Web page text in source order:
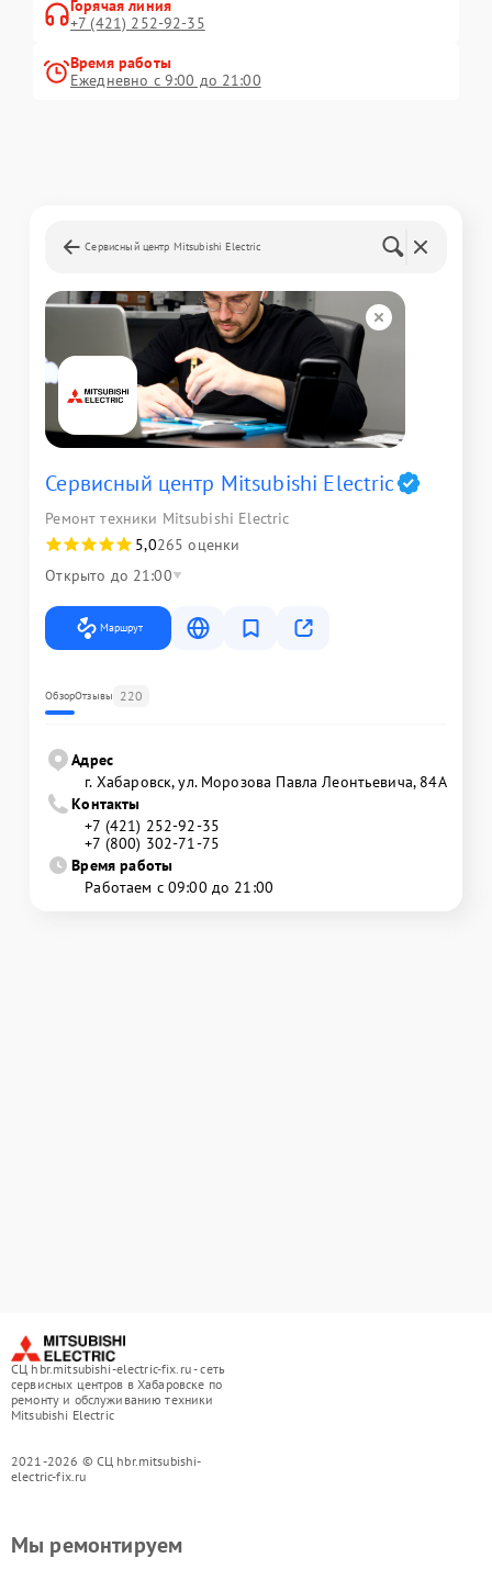
Горячая линия
+7 (421) 252-92-35
Время работы
Ежедневно с 9:00 до 21:00
Сервисный центр Mitsubishi Electric
Сервисный центр Mitsubishi Electric
Ремонт техники Mitsubishi Electric
5,0265 оценки
Открыто до 21:00
Маршрут
ОбзорОтзывы 220
Адрес
г. Хабаровск, ул. Морозова Павла Леонтьевича, 84А
Контакты
+7 (421) 252-92-35
+7 (800) 302-71-75
Время работы
Работаем с 09:00 до 21:00
СЦ hbr.mitsubishi-electric-fix.ru - сеть
сервисных центров в Хабаровске по
ремонту и обслуживанию техники
Mitsubishi Electric
2021-2026 © СЦ hbr.mitsubishi-
electric-fix.ru
Мы ремонтируем